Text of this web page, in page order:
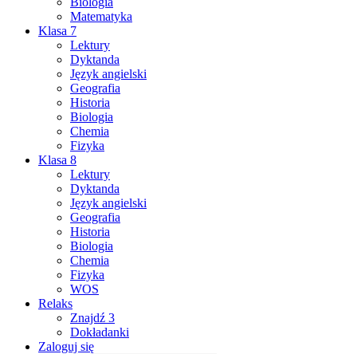
Matematyka
Klasa 7
Lektury
Dyktanda
Język angielski
Geografia
Historia
Biologia
Chemia
Fizyka
Klasa 8
Lektury
Dyktanda
Język angielski
Geografia
Historia
Biologia
Chemia
Fizyka
WOS
Relaks
Znajdź 3
Dokładanki
Zaloguj się